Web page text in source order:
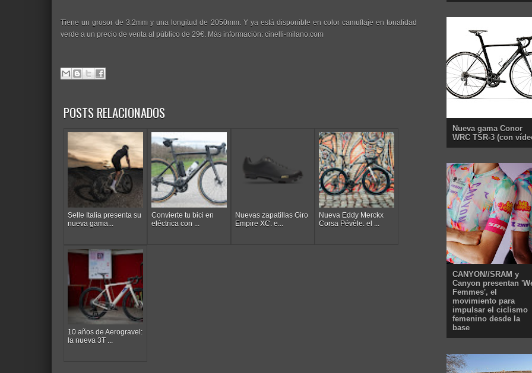
Tiene un grosor de 3.2mm y una longitud de 2050mm. Y ya está disponible en color camuflaje en tonalidad
verde a un precio de venta al público de 29€. Más información: cinelli-milano.com
POSTS RELACIONADOS
Selle Italia presenta su
nueva gama...
Convierte tu bici en
eléctrica con ...
Nuevas zapatillas Giro
Empire XC: e...
Nueva Eddy Merckx
Corsa Pévèle: el ...
10 años de Aerogravel:
la nueva 3T ...
Nueva gama Conor
WRC TSR-3 (con
CANYON//SRAM y
Canyon presentan
Femmes', el
movimiento para
impulsar el ciclismo
femenino desde la
base